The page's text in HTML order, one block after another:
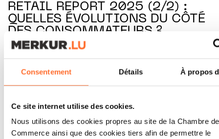
Consentement Détails À propos
Ce site internet utilise des cookies.
Nous utilisons des cookies propres au site de la Chambre de
Commerce ainsi que des cookies tiers afin de permettre le
RETAIL REPORT 2025 (2/2) :
QUELLES ÉVOLUTIONS DU CÔTÉ
DES CONSOMMATEURS ?